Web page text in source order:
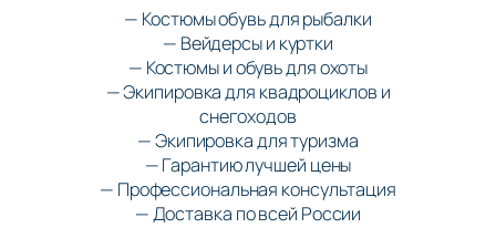
— Костюмы обувь для рыбалки
— Вейдерсы и куртки
— Костюмы и обувь для охоты
— Экипировка для квадроциклов и
снегоходов
— Экипировка для туризма
— Гарантию лучшей цены
— Профессиональная консультация
— Доставка по всей России